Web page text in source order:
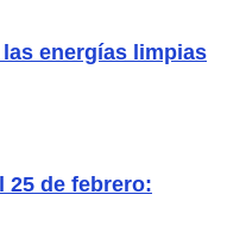
energías limpias
25 de febrero: